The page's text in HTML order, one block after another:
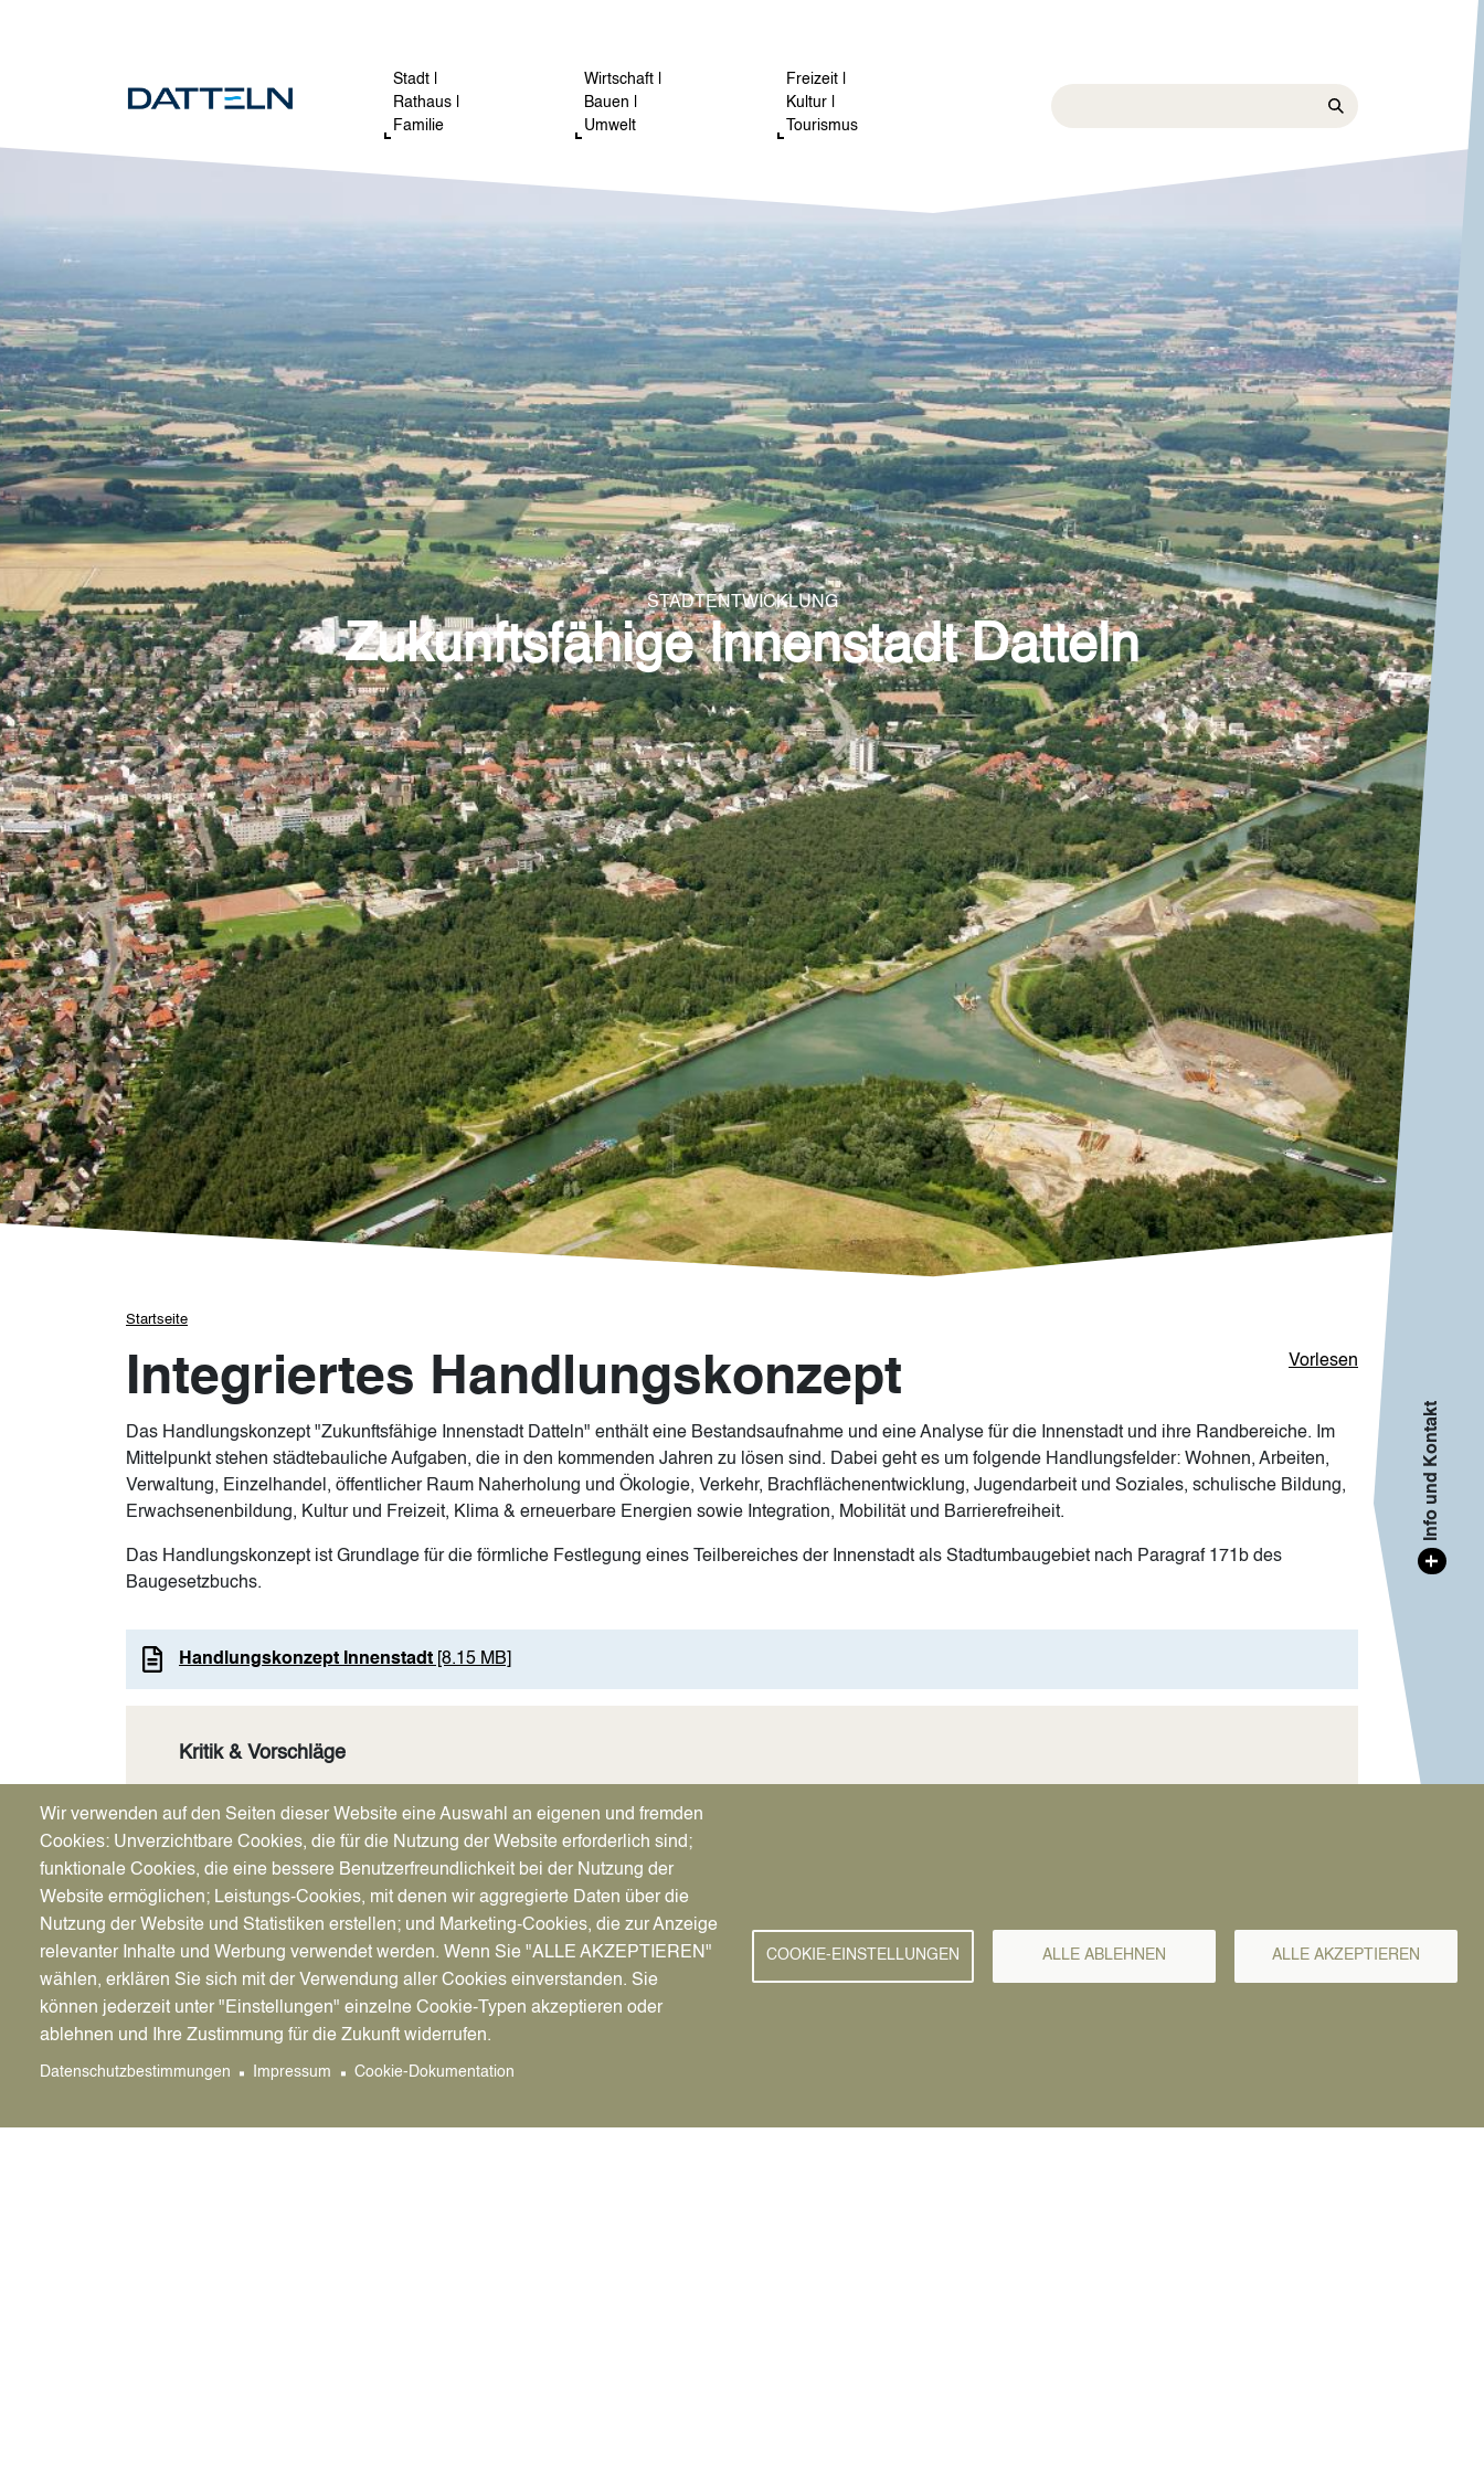
Stadt |
Rathaus |
Familie
Wirtschaft |
Bauen |
Umwelt
Freizeit |
Kultur |
Tourismus
STADTENTWICKLUNG
Zukunftsfähige Innenstadt Datteln
Pfadnavigation
Startseite
Vorlesen
Integriertes Handlungskonzept
Das Handlungskonzept "Zukunftsfähige Innenstadt Datteln" enthält eine Bestandsaufnahme und eine Analyse für die Innenstadt und ihre Randbereiche. Im
Mittelpunkt stehen städtebauliche Aufgaben, die in den kommenden Jahren zu lösen sind. Dabei geht es um folgende Handlungsfelder: Wohnen, Arbeiten,
Verwaltung, Einzelhandel, öffentlicher Raum Naherholung und Ökologie, Verkehr, Brachflächenentwicklung, Jugendarbeit und Soziales, schulische Bildung,
Erwachsenenbildung, Kultur und Freizeit, Klima & erneuerbare Energien sowie Integration, Mobilität und Barrierefreiheit.
Das Handlungskonzept ist Grundlage für die förmliche Festlegung eines Teilbereiches der Innenstadt als Stadtumbaugebiet nach Paragraf 171b des
Baugesetzbuchs.
Handlungskonzept Innenstadt [8.15 MB]
Kritik & Vorschläge
Ideen, Kritik und Anregungen schicken Sie postalisch an das Planungsamt der Stadt Datteln oder senden sie per E-Mail an:
Wir verwenden auf den Seiten dieser Website eine Auswahl an eigenen und fremden
Cookies: Unverzichtbare Cookies, die für die Nutzung der Website erforderlich sind;
funktionale Cookies, die eine bessere Benutzerfreundlichkeit bei der Nutzung der
Website ermöglichen; Leistungs-Cookies, mit denen wir aggregierte Daten über die
Nutzung der Website und Statistiken erstellen; und Marketing-Cookies, die zur Anzeige
relevanter Inhalte und Werbung verwendet werden. Wenn Sie "ALLE AKZEPTIEREN"
wählen, erklären Sie sich mit der Verwendung aller Cookies einverstanden. Sie
können jederzeit unter "Einstellungen" einzelne Cookie-Typen akzeptieren oder
ablehnen und Ihre Zustimmung für die Zukunft widerrufen.
Datenschutzbestimmungen Impressum Cookie-Dokumentation
COOKIE-EINSTELLUNGEN ALLE ABLEHNEN ALLE AKZEPTIEREN
+
Info und Kontakt